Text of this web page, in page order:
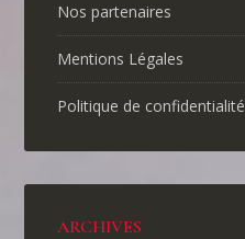
Nos partenaires
Mentions Légales
Politique de confidentialité
ARCHIVES